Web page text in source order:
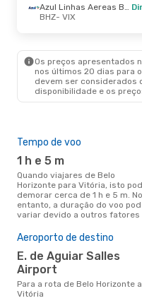
LATAM Airlines1 Escala
VIX- BHZ
BHZ- VIX
LATAM Airlines
VIX - BHZ
Azul Linhas Aereas Brasileiras
BHZ- VIX
Os preços apresentados
nos últimos 20 dias para
devem ser considerados
disponibilidade e os
Tempo de voo
1 h e 5 m
Quando viajares de Belo
Horizonte para Vitória, isto
demorar cerca de 1 h e 5 m. No
entanto, a duração do voo
variar devido a outros fatores
Aeroporto de destino
E. de Aguiar Salles
Airport
Para a rota de Belo Horizonte a
Vitória